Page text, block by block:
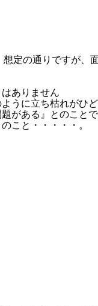
想定の通りですが、
ありません
うに立ち枯れがひ
がある』とのこと
こと・・・・・。